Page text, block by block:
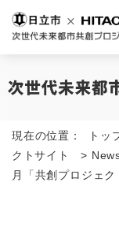
現在の位置： トッ
クトサイト
>
月「共創プロジェク